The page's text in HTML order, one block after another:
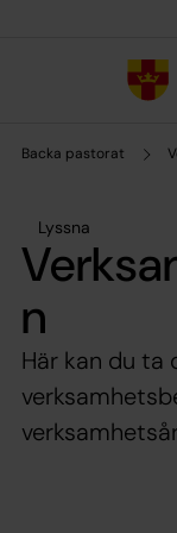
Backa pastorat
Lyssna
n
Här kan du ta